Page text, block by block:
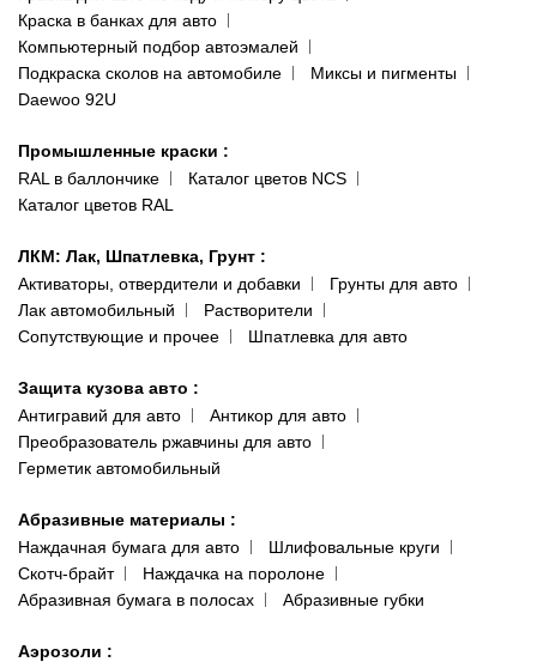
(ориентир: Интайм №40)
Одесса
пр-т Акад. Глушко, 29
066 554-97-70
Наши публикации
Публичная оферта
Политика конфиденциальности
Краска в банках для авто
Компьютерный подбор автоэмалей
Подкраска сколов на автомобиле
Миксы и пигменты
Daewoo 92U
Промышленные краски :
RAL в баллончике
Каталог цветов NCS
Каталог цветов RAL
ЛКМ: Лак, Шпатлевка, Грунт :
Активаторы, отвердители и добавки
Грунты для авто
Лак автомобильный
Растворители
Сопутствующие и прочее
Шпатлевка для авто
Защита кузова авто :
Антигравий для авто
Антикор для авто
Преобразователь ржавчины для авто
Герметик автомобильный
Абразивные материалы :
Наждачная бумага для авто
Шлифовальные круги
Скотч-брайт
Наждачка на поролоне
Абразивная бумага в полосах
Абразивные губки
Аэрозоли :